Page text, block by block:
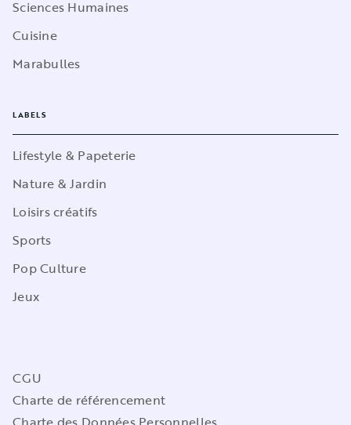
Sciences Humaines
Cuisine
Marabulles
LABELS
Lifestyle & Papeterie
Nature & Jardin
Loisirs créatifs
Sports
Pop Culture
Jeux
CGU
Charte de référencement